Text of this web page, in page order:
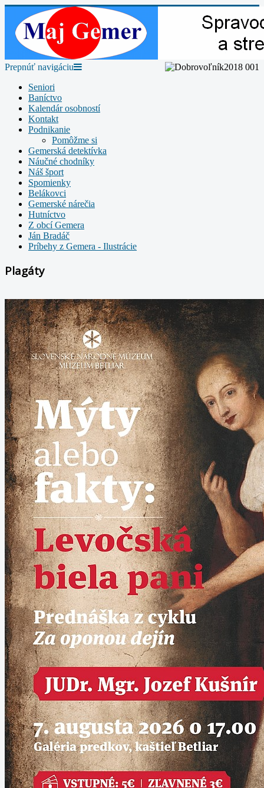
Prepnúť navigáciu
Seniori
Baníctvo
Kalendár osobností
Kontakt
Podnikanie
Pomôžme si
Gemerská detektívka
Náučné chodníky
Náš šport
Spomienky
Belákovci
Gemerské nárečia
Hutníctvo
Z obcí Gemera
Ján Bradáč
Príbehy z Gemera - Ilustrácie
Plagáty